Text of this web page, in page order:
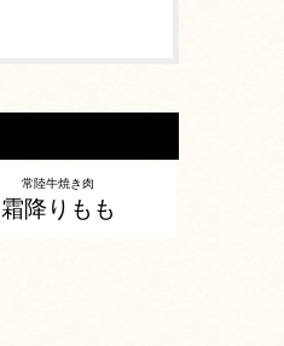
常陸牛焼き肉
霜降りもも